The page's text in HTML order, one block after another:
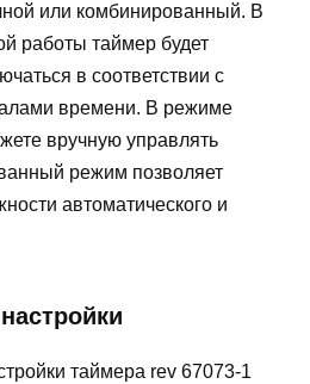
или комбинированный. В
работы таймер будет
в соответствии с
времени. В режиме
вручную управлять
режим позволяет
автоматического и
таймера rev 67073-1